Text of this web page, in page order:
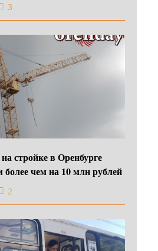
3
стройке в Оренбурге
более чем на 10 млн рублей
2